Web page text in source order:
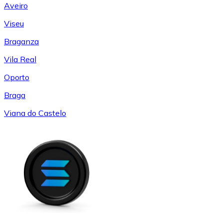
Aveiro
Viseu
Braganza
Vila Real
Oporto
Braga
Viana do Castelo